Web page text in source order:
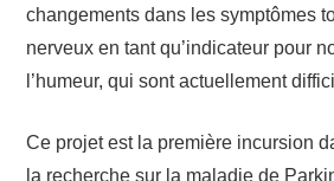
changements dans les symptômes
nerveux en tant qu’indicateur pour
l’humeur, qui sont actuellement
Ce projet est la première incursion
la recherche sur la maladie de